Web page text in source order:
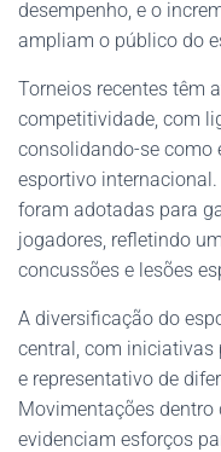
desempenho, e o
ampliam o público do
Torneios recentes têm
competitividade, com
consolidando-se como
esportivo
foram adotadas para
jogadores, refletindo
concussões e lesões
A diversificação do
central, com
e representativo de
Movimentações
evidenciam esforços